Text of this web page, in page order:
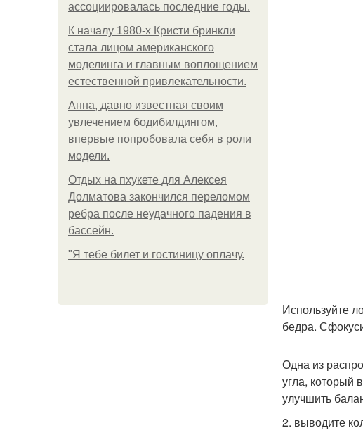
ассоциировалась последние годы.
К началу 1980-х Кристи бринкли
стала лицом американского
моделинга и главным воплощением
естественной привлекательности.
Анна, давно известная своим
увлечением бодибилдингом,
впервые попробовала себя в роли
модели.
Отдых на пхукете для Алексея
Долматова закончился переломом
ребра после неудачного падения в
бассейн.
"Я тебе билет и гостиницу оплачу.
Используйте
бедра.
Одна из
угла, который
улучшить
2. выводите